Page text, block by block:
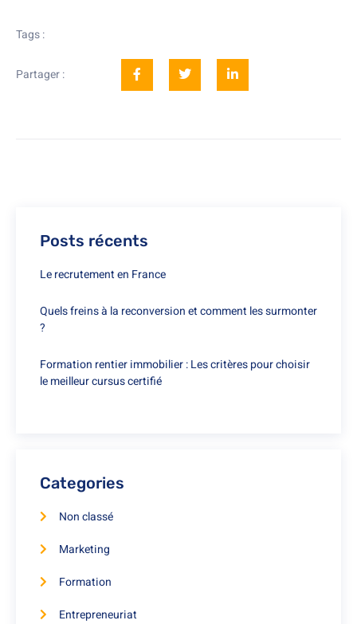
Tags :
Partager :
Posts récents
Le recrutement en France
Quels freins à la reconversion et comment les surmonter
?
Formation rentier immobilier : Les critères pour choisir
le meilleur cursus certifié
Categories
Non classé
Marketing
Formation
Entrepreneuriat